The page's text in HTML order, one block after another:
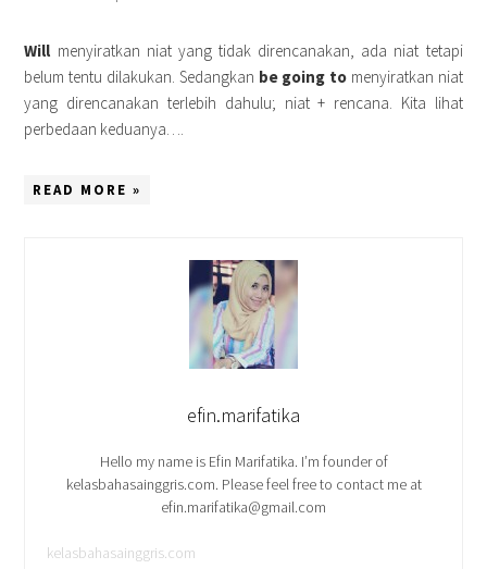
Will menyiratkan niat yang tidak direncanakan, ada niat tetapi
belum tentu dilakukan. Sedangkan be going to menyiratkan niat
yang direncanakan terlebih dahulu; niat + rencana. Kita lihat
perbedaan keduanya….
READ MORE »
efin.marifatika
Hello my name is Efin Marifatika. I’m founder of
kelasbahasainggris.com. Please feel free to contact me at
efin.marifatika@gmail.com
kelasbahasainggris.com